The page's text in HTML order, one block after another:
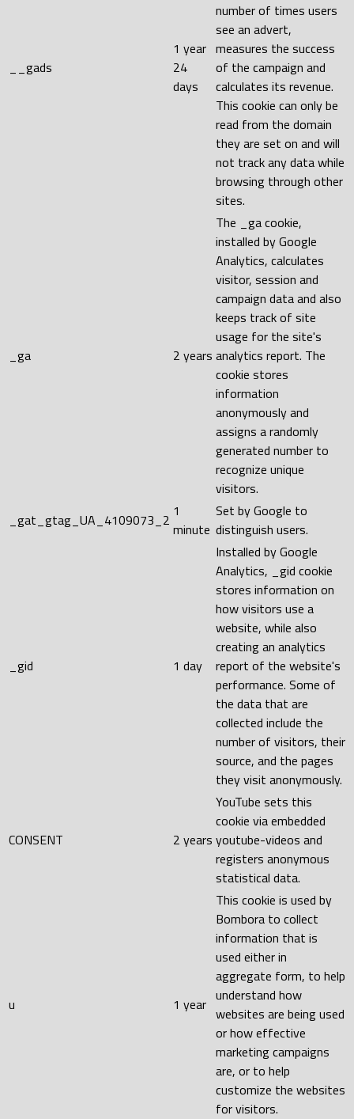
__gads
1 year
24
days
number of times users
see an advert,
measures the success
of the campaign and
calculates its revenue.
This cookie can only be
read from the domain
they are set on and will
not track any data while
browsing through other
sites.
_ga 2 years
The _ga cookie,
installed by Google
Analytics, calculates
visitor, session and
campaign data and also
keeps track of site
usage for the site's
analytics report. The
cookie stores
information
anonymously and
assigns a randomly
generated number to
recognize unique
visitors.
_gat_gtag_UA_4109073_2 1
minute
Set by Google to
distinguish users.
_gid 1 day
Installed by Google
Analytics, _gid cookie
stores information on
how visitors use a
website, while also
creating an analytics
report of the website's
performance. Some of
the data that are
collected include the
number of visitors, their
source, and the pages
they visit anonymously.
CONSENT 2 years
YouTube sets this
cookie via embedded
youtube-videos and
registers anonymous
statistical data.
u 1 year
This cookie is used by
Bombora to collect
information that is
used either in
aggregate form, to help
understand how
websites are being used
or how effective
marketing campaigns
are, or to help
customize the websites
for visitors.